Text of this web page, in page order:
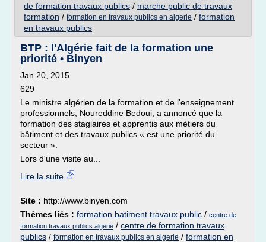
de formation travaux publics / marche public de travaux
formation / formation en travaux publics en algerie / formation
en travaux publics
BTP : l'Algérie fait de la formation une
priorité • Binyen
Jan 20, 2015
629
Le ministre algérien de la formation et de l'enseignement
professionnels, Noureddine Bedoui, a annoncé que la
formation des stagiaires et apprentis aux métiers du
bâtiment et des travaux publics « est une priorité du
secteur ».
Lors d'une visite au...
Lire la suite
Site : http://www.binyen.com
Thèmes liés : formation batiment travaux public / centre de
formation travaux publics algerie / centre de formation travaux
publics / formation en travaux publics en algerie / formation en